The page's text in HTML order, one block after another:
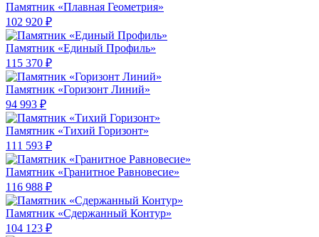
Памятник «Плавная Геометрия»
102 920 ₽
Памятник «Единый Профиль»
115 370 ₽
Памятник «Горизонт Линий»
94 993 ₽
Памятник «Тихий Горизонт»
111 593 ₽
Памятник «Гранитное Равновесие»
116 988 ₽
Памятник «Сдержанный Контур»
104 123 ₽